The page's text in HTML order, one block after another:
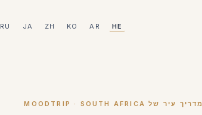
RU JA ZH KO AR HE
מדריך עיר של MOODTRIP · SOUTH AFRICA